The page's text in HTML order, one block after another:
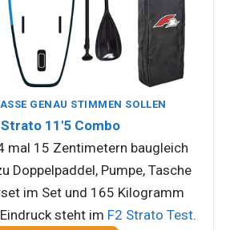
GENAU STIMMEN SOLLEN
11'5 Combo
mal 15 Zentimetern baugleich
Doppelpaddel, Pumpe, Tasche
im Set und 165 Kilogramm
steht im F2 Strato Test.